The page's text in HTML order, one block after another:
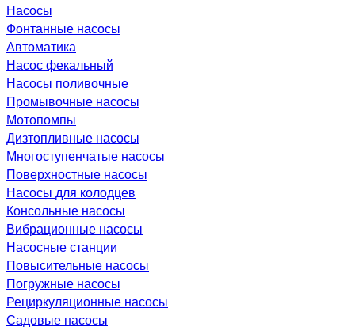
Насосы
Фонтанные насосы
Автоматика
Насос фекальный
Насосы поливочные
Промывочные насосы
Мотопомпы
Дизтопливные насосы
Многоступенчатые насосы
Поверхностные насосы
Насосы для колодцев
Консольные насосы
Вибрационные насосы
Насосные станции
Повысительные насосы
Погружные насосы
Рециркуляционные насосы
Садовые насосы